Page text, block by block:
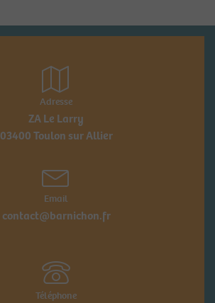
Adresse
ZA Le Larry
03400 Toulon sur Allier
Email
contact@barnichon.fr
Téléphone